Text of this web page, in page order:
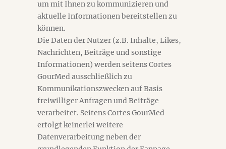
um mit Ihnen zu kommunizieren und
aktuelle Informationen bereitstellen zu
können.
Die Daten der Nutzer (z.B. Inhalte, Likes,
Nachrichten, Beiträge und sonstige
Informationen) werden seitens Cortes
GourMed ausschließlich zu
Kommunikationszwecken auf Basis
freiwilliger Anfragen und Beiträge
verarbeitet. Seitens Cortes GourMed
erfolgt keinerlei weitere
Datenverarbeitung neben der